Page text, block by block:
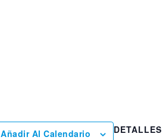
Añadir Al Calendario
DETALLES